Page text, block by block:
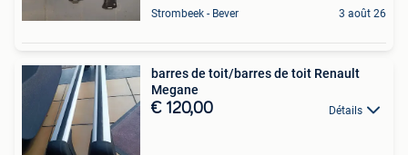
Strombeek - Bever 3 août 26
barres de toit/barres de toit Renault
Megane
€ 120,00 Détails